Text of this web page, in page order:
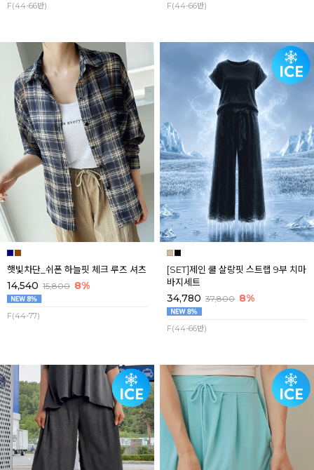
F(44-66반) F(44-66반)
햇빛차단_쉬폰 하늘핏 체크 루즈 셔츠
14,540 15,800 8%
F(44-77)
[SET]제인 쿨 살랑핏 스트랩 9부 치마
바지세트
34,780 37,800 8%
F(44-66반)